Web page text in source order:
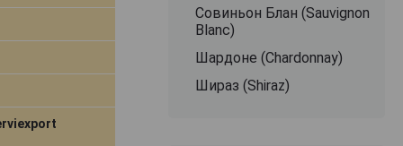
Совиньон Блан (Sauvignon
Blanc)
Шардоне (Chardonnay)
Шираз (Shiraz)